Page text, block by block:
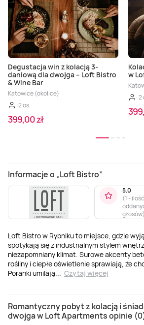
Degustacja win z kolacją 3-
daniową dla dwojga – Loft Bistro
& Wine Bar
Katowice (okolice)
2 os.
399,00 zł
w
2
Informacje o „Loft Bistro”
Loft Bistro w Rybniku to miejsce, gdzie
spotykają się z industrialnym stylem
niezapomniany klimat. Surowe akcenty
rośliny i ciepłe oświetlenie sprawiają, że
Poranki umilają... Czytaj więcej
5.0
(1 - ilość
głosów)
Romantyczny pobyt z kolacją i
dwojga w Loft Apartments opinie